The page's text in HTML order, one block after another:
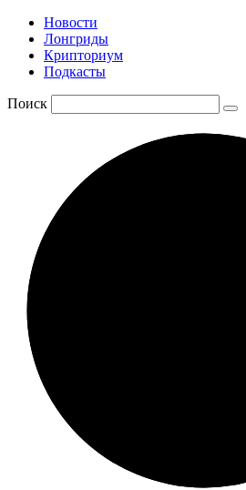
Новости
Лонгриды
Крипториум
Подкасты
Поиск